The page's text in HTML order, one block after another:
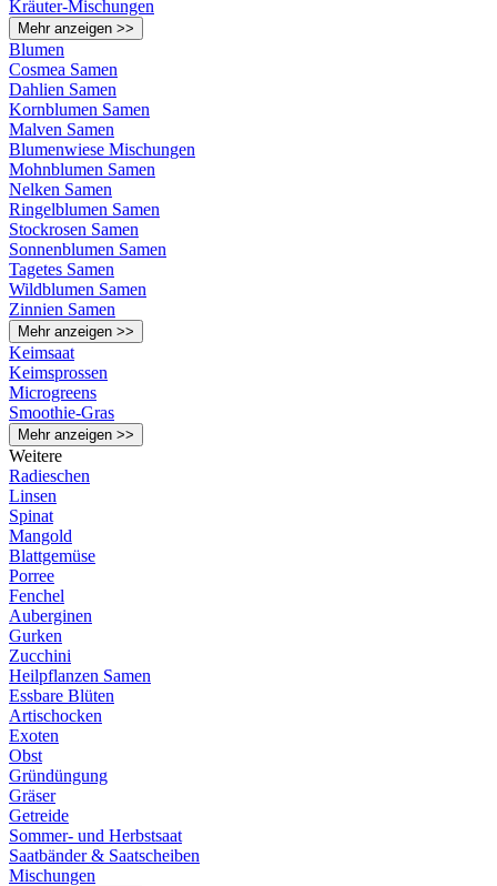
Kräuter-Mischungen
Mehr anzeigen >>
Blumen
Cosmea Samen
Dahlien Samen
Kornblumen Samen
Malven Samen
Blumenwiese Mischungen
Mohnblumen Samen
Nelken Samen
Ringelblumen Samen
Stockrosen Samen
Sonnenblumen Samen
Tagetes Samen
Wildblumen Samen
Zinnien Samen
Mehr anzeigen >>
Keimsaat
Keimsprossen
Microgreens
Smoothie-Gras
Mehr anzeigen >>
Weitere
Radieschen
Linsen
Spinat
Mangold
Blattgemüse
Porree
Fenchel
Auberginen
Gurken
Zucchini
Heilpflanzen Samen
Essbare Blüten
Artischocken
Exoten
Obst
Gründüngung
Gräser
Getreide
Sommer- und Herbstsaat
Saatbänder & Saatscheiben
Mischungen